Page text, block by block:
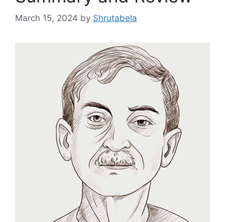
March 15, 2024 by Shrutabela